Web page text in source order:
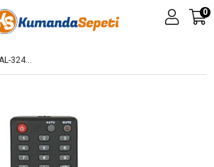
0
SUNNY AL-324 KUMANDA